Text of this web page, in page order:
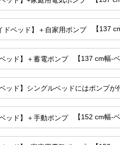
【137
【137 cm幅-
【152 cm幅-